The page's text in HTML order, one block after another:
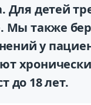
Для детей
Мы также
у
до 18 лет.